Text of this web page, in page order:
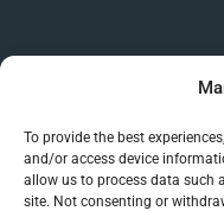
To provide the best
and/or access device
allow us to process data such
site. Not consenting or